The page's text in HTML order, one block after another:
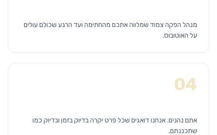
מנהל הפקה צמוד שמלווה אתכם מהחתימה ועד הרגע שכולם עולים
על האוטובוס.
04
אתם נהנים. אנחנו דואגים שכל פרט יקרה בדיוק בזמן ובדיוק כמו
שתכננתם.